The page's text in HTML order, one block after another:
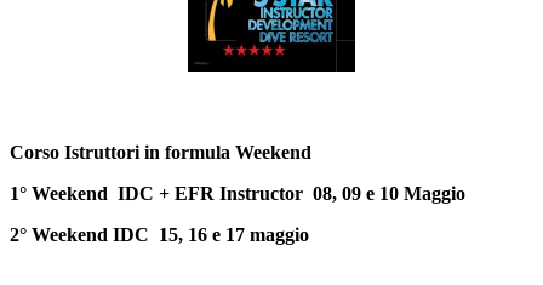
Corso Istruttori in formula Weekend
1° Weekend IDC + EFR Instructor 08, 09 e 10 Maggio
2° Weekend IDC 15, 16 e 17 maggio